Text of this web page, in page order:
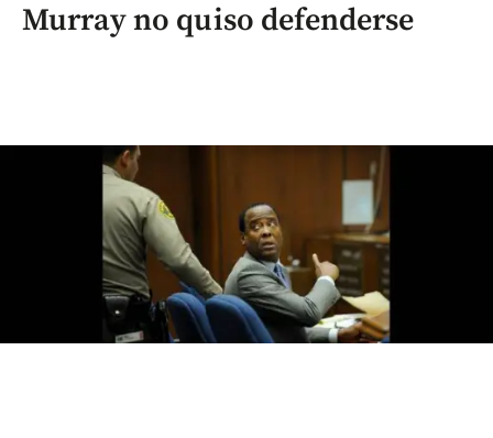
Murray no quiso defenderse